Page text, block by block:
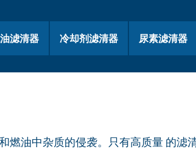
滤清器 冷却剂滤清器 尿素滤清器
燃油中杂质的侵袭。只有高质量 的滤